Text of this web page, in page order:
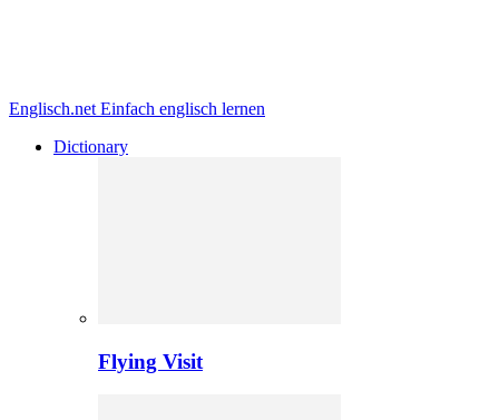
Englisch.net Einfach englisch lernen
Dictionary
Flying Visit